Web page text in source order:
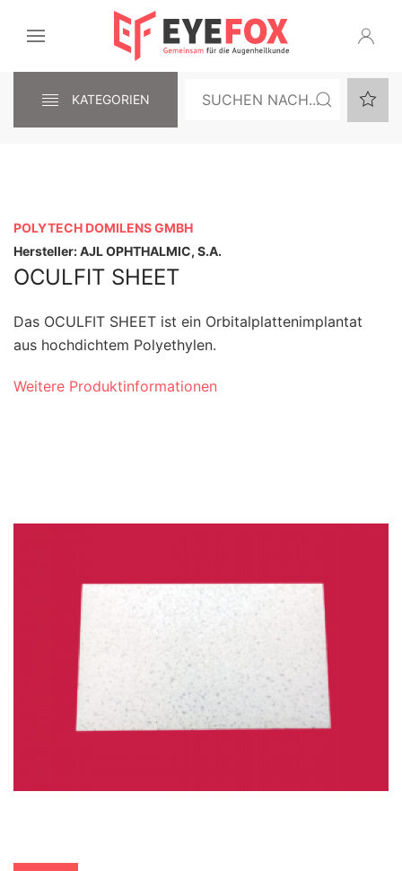
KATEGORIEN
POLYTECH DOMILENS GMBH
Hersteller: AJL OPHTHALMIC, S.A.
OCULFIT SHEET
Das OCULFIT SHEET ist ein Orbitalplattenimplantat
aus hochdichtem Polyethylen.
Weitere Produktinformationen